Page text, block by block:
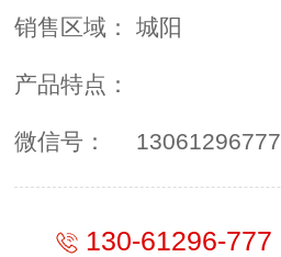
销售区域： 城阳
产品特点：
微信号： 13061296777
130-61296-777